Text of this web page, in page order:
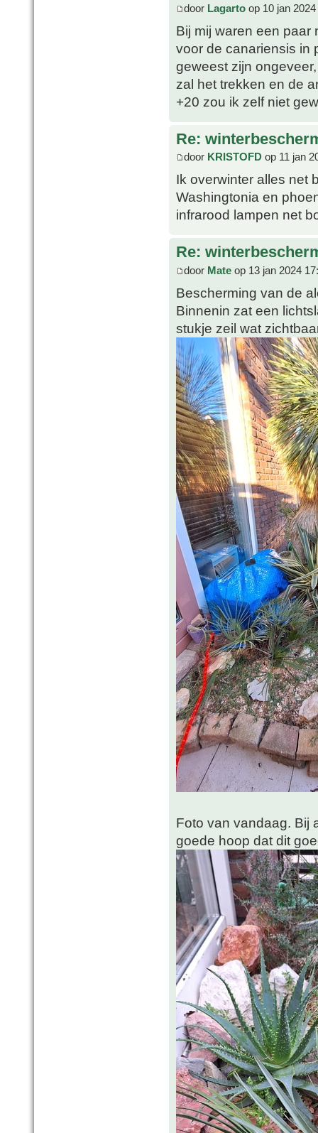
door Lagarto op 10 jan
Bij mij waren een
voor de canariensis in
geweest zijn
zal het trekken en de
+20 zou ik zelf niet
Re:
door KRISTOFD op 11 jan
Ik overwinter alles net
Washingtonia en
infrarood lampen net
Re:
door Mate op 13 jan 2024
Bescherming van de
Binnenin zat een
stukje zeil wat
Foto van vandaag. Bij
goede hoop dat dit